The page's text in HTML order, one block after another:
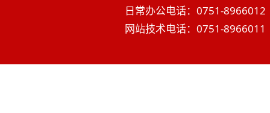
日常办公电话：0751-
网站技术电话：0751-